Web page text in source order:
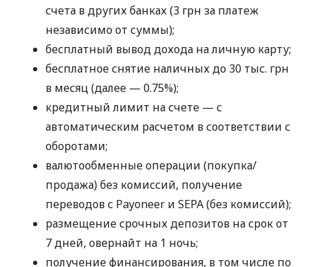
счета в других банках (3 грн за платеж
независимо от суммы);
бесплатный вывод дохода на личную карту;
бесплатное снятие наличных до 30 тыс. грн
в месяц (далее — 0.75%);
кредитный лимит на счете — с
автоматическим расчетом в соответствии с
оборотами;
валютообменные операции (покупка/
продажа) без комиссий, получение
переводов с Payoneer и SEPA (без комиссий);
размещение срочных депозитов на срок от
7 дней, овернайт на 1 ночь;
получение финансирования, в том числе по